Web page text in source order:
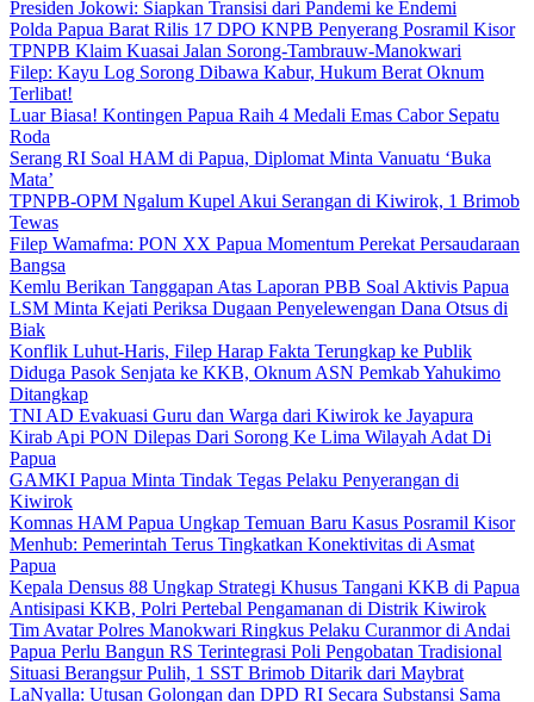
Presiden Jokowi: Siapkan Transisi dari Pandemi ke Endemi
Polda Papua Barat Rilis 17 DPO KNPB Penyerang Posramil Kisor
TPNPB Klaim Kuasai Jalan Sorong-Tambrauw-Manokwari
Filep: Kayu Log Sorong Dibawa Kabur, Hukum Berat Oknum
Terlibat!
Luar Biasa! Kontingen Papua Raih 4 Medali Emas Cabor Sepatu
Roda
Serang RI Soal HAM di Papua, Diplomat Minta Vanuatu ‘Buka
Mata’
TPNPB-OPM Ngalum Kupel Akui Serangan di Kiwirok, 1 Brimob
Tewas
Filep Wamafma: PON XX Papua Momentum Perekat Persaudaraan
Bangsa
Kemlu Berikan Tanggapan Atas Laporan PBB Soal Aktivis Papua
LSM Minta Kejati Periksa Dugaan Penyelewengan Dana Otsus di
Biak
Konflik Luhut-Haris, Filep Harap Fakta Terungkap ke Publik
Diduga Pasok Senjata ke KKB, Oknum ASN Pemkab Yahukimo
Ditangkap
TNI AD Evakuasi Guru dan Warga dari Kiwirok ke Jayapura
Kirab Api PON Dilepas Dari Sorong Ke Lima Wilayah Adat Di
Papua
GAMKI Papua Minta Tindak Tegas Pelaku Penyerangan di
Kiwirok
Komnas HAM Papua Ungkap Temuan Baru Kasus Posramil Kisor
Menhub: Pemerintah Terus Tingkatkan Konektivitas di Asmat
Papua
Kepala Densus 88 Ungkap Strategi Khusus Tangani KKB di Papua
Antisipasi KKB, Polri Pertebal Pengamanan di Distrik Kiwirok
Tim Avatar Polres Manokwari Ringkus Pelaku Curanmor di Andai
Papua Perlu Bangun RS Terintegrasi Poli Pengobatan Tradisional
Situasi Berangsur Pulih, 1 SST Brimob Ditarik dari Maybrat
LaNyalla: Utusan Golongan dan DPD RI Secara Substansi Sama